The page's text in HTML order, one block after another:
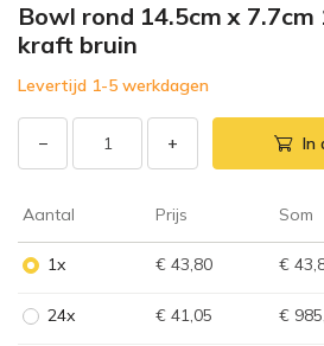
Bowl rond 14.5cm x
kraft bruin
Levertijd 1-5 werkdagen
− + In
Aantal Prijs Som
1x € 43,80 €
24x € 41,05 €